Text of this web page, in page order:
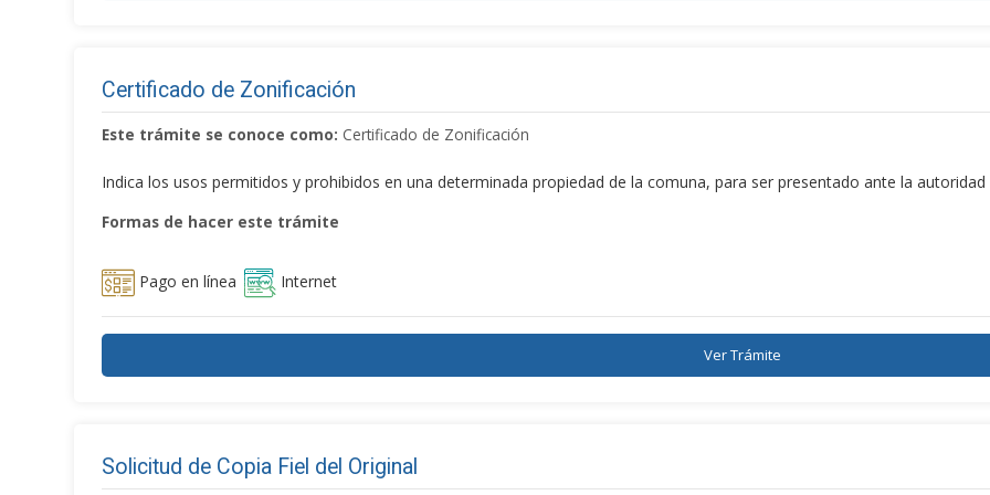
Certificado de Zonificación
Este trámite se conoce como: Certificado de Zonificación
Indica los usos permitidos y prohibidos en una determinada propiedad de la comuna, para ser presentado ante la autoridad
Formas de hacer este trámite
Pago en línea Internet
Ver Trámite
Solicitud de Copia Fiel del Original